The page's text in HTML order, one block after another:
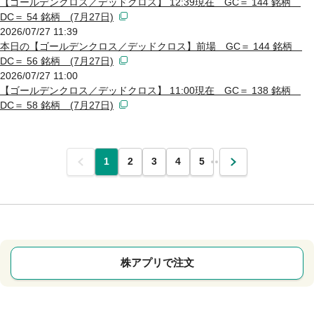
DC＝ 54 銘柄 (7月27日)
2026/07/27 11:39
本日の【ゴールデンクロス／デッドクロス】前場 GC＝ 144 銘柄
DC＝ 56 銘柄 (7月27日)
2026/07/27 11:00
【ゴールデンクロス／デッドクロス】 11:00現在 GC＝ 138 銘柄
DC＝ 58 銘柄 (7月27日)
前 1 2 3 4 5 … 次
株アプリで注文